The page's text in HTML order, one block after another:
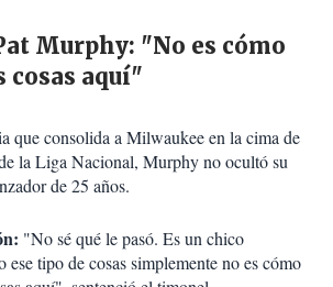
Murphy: "No es cómo
cosas aquí"
que consolida a Milwaukee en la cima de
la Liga Nacional, Murphy no ocultó su
de 25 años.
"No sé qué le pasó. Es un chico
ese tipo de cosas simplemente no es cómo